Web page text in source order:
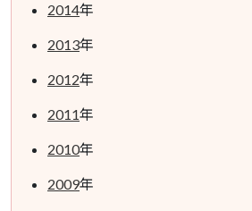
2014年
2013年
2012年
2011年
2010年
2009年